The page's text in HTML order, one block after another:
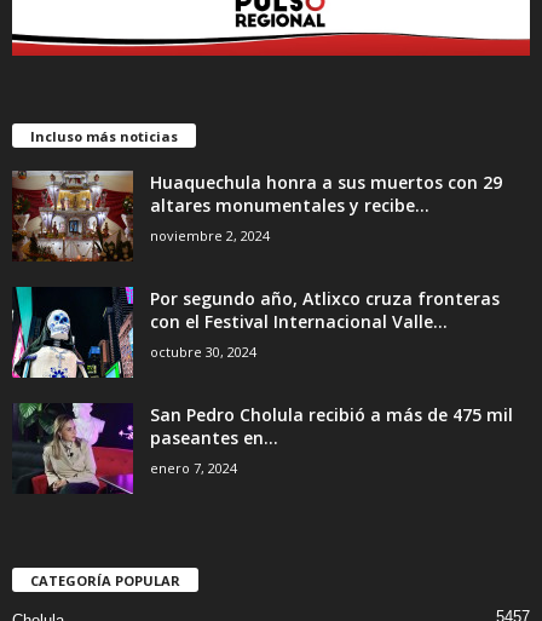
Incluso más noticias
Huaquechula honra a sus muertos con 29
altares monumentales y recibe...
noviembre 2, 2024
Por segundo año, Atlixco cruza fronteras
con el Festival Internacional Valle...
octubre 30, 2024
San Pedro Cholula recibió a más de 475 mil
paseantes en...
enero 7, 2024
CATEGORÍA POPULAR
5457